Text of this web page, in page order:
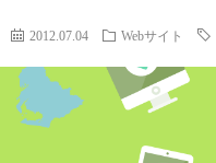
2012.07.04 Webサイト